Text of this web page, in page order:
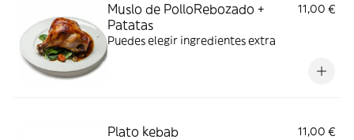
Muslo de PolloRebozado +
Patatas
11,00 €
Puedes elegir ingredientes extra
Plato kebab
11,00 €